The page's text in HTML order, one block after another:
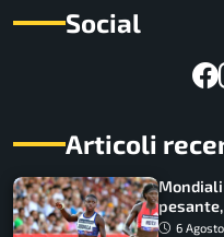
Social
Articoli
Mondiali
Non ho
6